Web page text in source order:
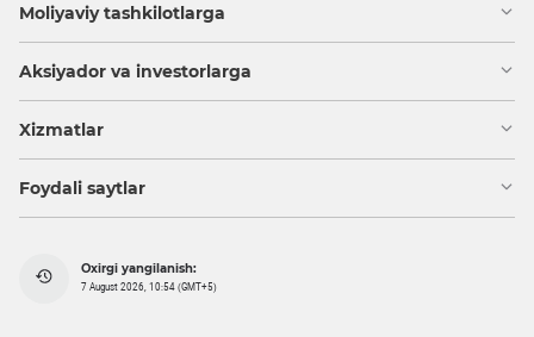
Moliyaviy tashkilotlarga
Aksiyador va investorlarga
Xizmatlar
Foydali saytlar
Oxirgi yangilanish:
7 August 2026, 10:54 (GMT+5)